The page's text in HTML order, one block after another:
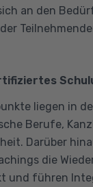
an den
liegen in
Berufe,
Darüber
die
und führen